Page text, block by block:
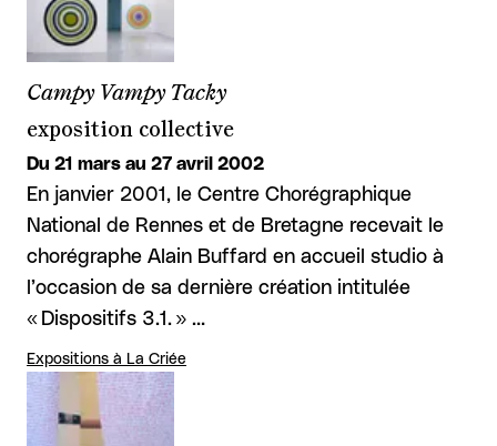
Campy Vampy Tacky
exposition collective
Du 21 mars au 27 avril 2002
En janvier 2001, le Centre Chorégraphique
National de Rennes et de Bretagne recevait le
chorégraphe Alain Buffard en accueil studio à
l’occasion de sa dernière création intitulée
« Dispositifs 3.1. » …
Expositions à La Criée